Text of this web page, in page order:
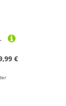
Singlet
€